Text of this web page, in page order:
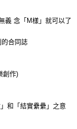
義 念「M樣」就可以了
合同誌
創作)
和「結實纍纍」之意